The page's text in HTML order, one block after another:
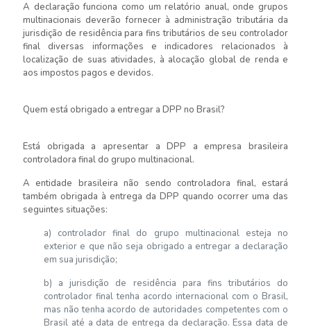
A declaração funciona como um relatório anual, onde grupos
multinacionais deverão fornecer à administração tributária da
jurisdição de residência para fins tributários de seu controlador
final diversas informações e indicadores relacionados à
localização de suas atividades, à alocação global de renda e
aos impostos pagos e devidos.
Quem está obrigado a entregar a DPP no Brasil?
Está obrigada a apresentar a DPP a empresa brasileira
controladora final do grupo multinacional.
A entidade brasileira não sendo controladora final, estará
também obrigada à entrega da DPP quando ocorrer uma das
seguintes situações:
a) controlador final do grupo multinacional esteja no
exterior e que não seja obrigado a entregar a declaração
em sua jurisdição;
b) a jurisdição de residência para fins tributários do
controlador final tenha acordo internacional com o Brasil,
mas não tenha acordo de autoridades competentes com o
Brasil até a data de entrega da declaração. Essa data de